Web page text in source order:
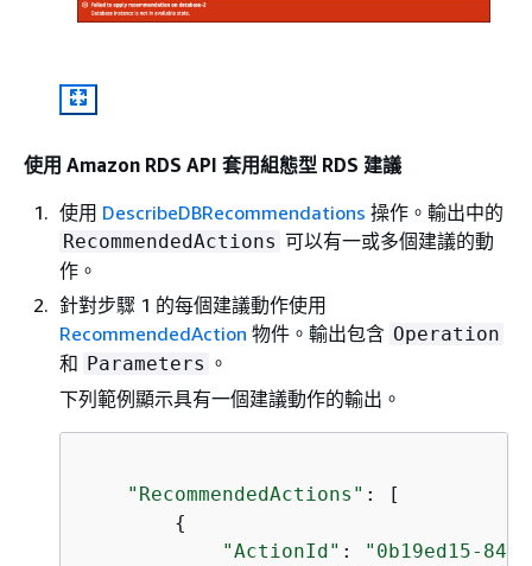
使用 Amazon RDS API 套用組態型 RDS 建議
使用 DescribeDBRecommendations 操作。輸出中的
RecommendedActions 可以有一或多個建議的動
作。
針對步驟 1 的每個建議動作使用
RecommendedAction 物件。輸出包含 Operation
和 Parameters 。
下列範例顯示具有一個建議動作的輸出。
"RecommendedActions" : [
{
"ActionId" :
"0b19ed15-